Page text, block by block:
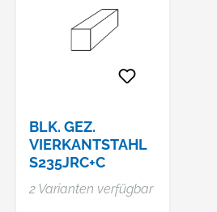
BLK. GEZ.
VIERKANTSTAHL
S235JRC+C
2 Varianten verfügbar